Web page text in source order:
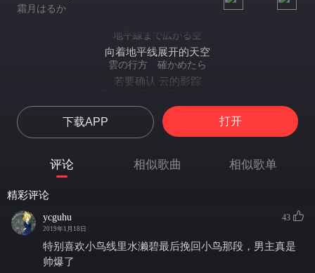
霜月はるか
地平線まで広がる空
向着地平线展开的天空
雲の行方 確かめたら
若要确认 云的影踪
请以紧握的愿望作为羽翼
朝日に高くかざして
展翅高飞 蔽日干云
直至那片苍穹的尽头
让我们以心跳牵引的航路为目标
昨日の傷より明日の勇気を
下载APP 打开
评论 相似歌曲 相似歌单
精彩评论
ycguhu
2019年1月18日
43
特别喜欢小鸟线里水濑碧最后挽回小鸟那段，男主真是
帅爆了